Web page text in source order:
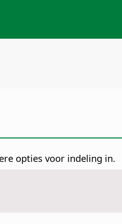
opties voor indeling in.